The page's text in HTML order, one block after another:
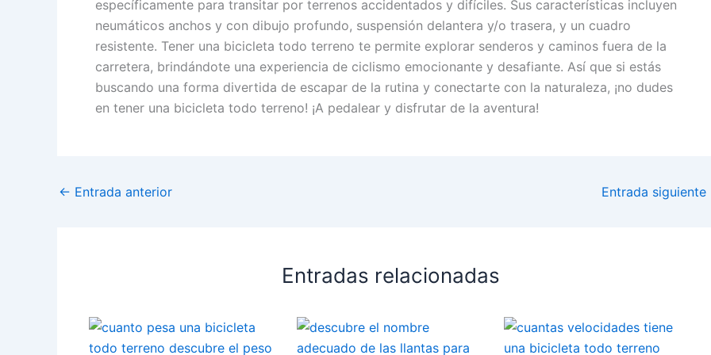
específicamente para transitar por terrenos accidentados y difíciles. Sus características incluyen
neumáticos anchos y con dibujo profundo, suspensión delantera y/o trasera, y un cuadro
resistente. Tener una bicicleta todo terreno te permite explorar senderos y caminos fuera de la
carretera, brindándote una experiencia de ciclismo emocionante y desafiante. Así que si estás
buscando una forma divertida de escapar de la rutina y conectarte con la naturaleza, ¡no dudes
en tener una bicicleta todo terreno! ¡A pedalear y disfrutar de la aventura!
← Entrada anterior Entrada siguiente
Entradas relacionadas